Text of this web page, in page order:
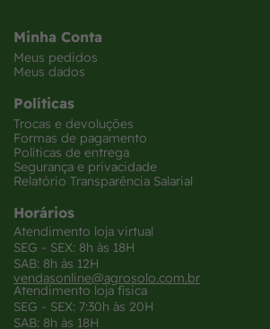
Minha Conta
Meus pedidos
Meus dados
Políticas
Trocas e devoluções
Formas de pagamento
Políticas de entrega
Segurança e privacidade
Relatório Transparência Salarial
Horários
Atendimento loja virtual
SEG - SEX: 8h às 18H
SAB: 8h às 12H
vendasonline@agrosolo.com.br
Atendimento loja física
SEG - SEX: 7:30h às 20H
SAB: 8h às 18H